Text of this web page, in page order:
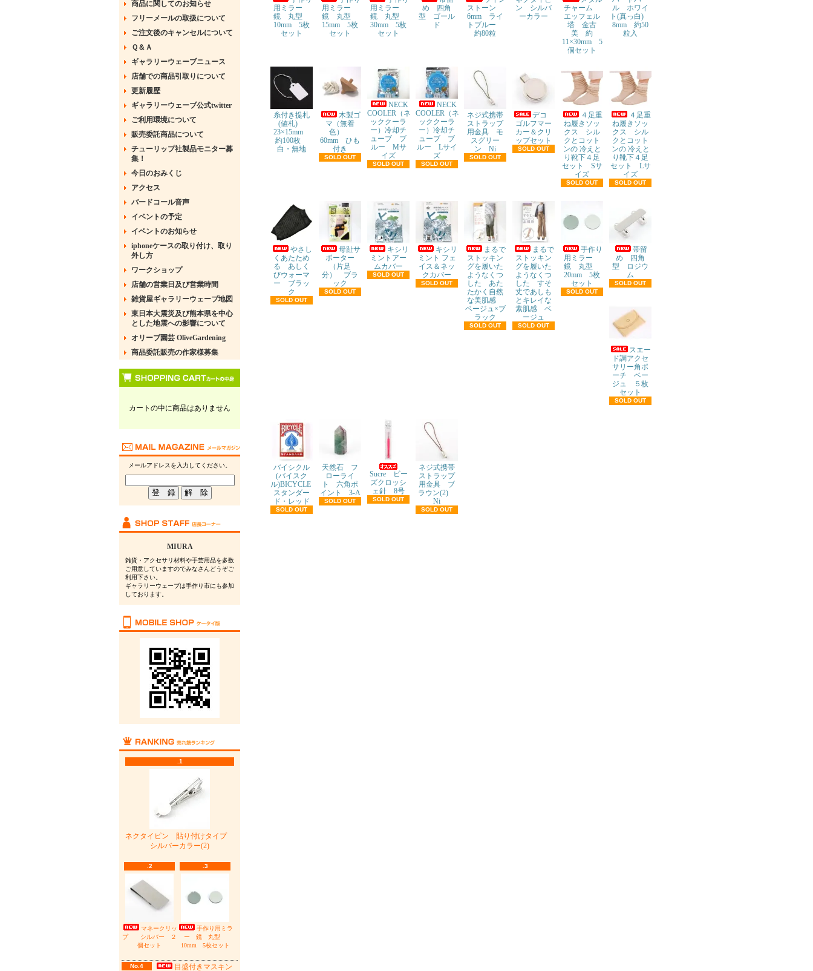
商品に関してのお知らせ
フリーメールの取扱について
ご注文後のキャンセルについて
Ｑ＆Ａ
ギャラリーウェーブニュース
店舗での商品引取りについて
更新履歴
ギャラリーウェーブ公式twitter
ご利用環境について
販売委託商品について
チューリップ社製品モニター募
集！
今日のおみくじ
アクセス
バードコール音声
イベントの予定
イベントのお知らせ
iphoneケースの取り付け、取り
外し方
ワークショップ
店舗の営業日及び営業時間
雑貨屋ギャラリーウェーブ地図
東日本大震災及び熊本県を中心
とした地震への影響について
オリーブ園芸 OliveGardening
商品委託販売の作家様募集
カートの中に商品はありません
メールアドレスを入力してください。
MIURA
雑貨・アクセサリ材料や手芸用品を多数
ご用意していますのでみなさんどうぞご
利用下さい。
ギャラリーウェーブは手作り市にも参加
しております。
.1
ネクタイピン 貼り付けタイプ
シルバーカラー(2)
.2
マネークリッ
プ シルバー ２
個セット
.3
手作り用ミラ
ー 鏡 丸型
10mm 5枚セット
No.4 目盛付きマスキン
用ミラー
鏡 丸型
10mm 5枚
セット
用ミラー
鏡 丸型
15mm 5枚
セット
用ミラー
鏡 丸型
30mm 5枚
セット
め 四角
型 ゴール
ド
ストーン
6mm ライ
トブルー
約80粒
ン シルバ
ーカラー
チャーム
エッフェル
塔 金古
美 約
11×30mm 5
個セット
ル ホワイ
ト(真っ白)
8mm 約50
粒入
糸付き提札
(値札)
23×15mm
約100枚
白・無地
木製ゴ
マ（無着
色）
60mm ひも
付き
SOLD OUT
NECK
COOLER（ネ
ッククーラ
ー）冷却チ
ューブ ブ
ルー Mサ
イズ
SOLD OUT
NECK
COOLER（ネ
ッククーラ
ー）冷却チ
ューブ ブ
ルー Lサイ
ズ
SOLD OUT
ネジ式携帯
ストラップ
用金具 モ
スグリー
ン Ni
SOLD OUT
デコ
ゴルフマー
カー＆クリ
ップセット
SOLD OUT
４足重
ね履きソッ
クス シル
クとコット
ンの 冷えと
り靴下４足
セット Sサ
イズ
SOLD OUT
４足重
ね履きソッ
クス シル
クとコット
ンの 冷えと
り靴下４足
セット Lサ
イズ
SOLD OUT
やさし
くあたため
る あしく
びウォーマ
ー ブラッ
ク
SOLD OUT
母趾サ
ポーター
（片足
分） ブラ
ック
SOLD OUT
キシリ
ミントアー
ムカバー
SOLD OUT
キシリ
ミント フェ
イス＆ネッ
クカバー
SOLD OUT
まるで
ストッキン
グを履いた
ようなくつ
した あた
たかく自然
な美肌感
ベージュ×ブ
ラック
SOLD OUT
まるで
ストッキン
グを履いた
ようなくつ
した すそ
丈であしも
とキレイな
素肌感 ベ
ージュ
SOLD OUT
手作り
用ミラー
鏡 丸型
20mm 5枚
セット
SOLD OUT
帯留
め 四角
型 ロジウ
ム
SOLD OUT
スエー
ド調アクセ
サリー角ポ
ーチ ベー
ジュ ５枚
セット
SOLD OUT
バイシクル
(バイスク
ル)BICYCLE
スタンダー
ド・レッド
SOLD OUT
天然石 フ
ローライ
ト 六角ポ
イント 3-A
SOLD OUT
Sucre ビー
ズクロッシ
ェ針 8号
SOLD OUT
ネジ式携帯
ストラップ
用金具 ブ
ラウン(2)
Ni
SOLD OUT